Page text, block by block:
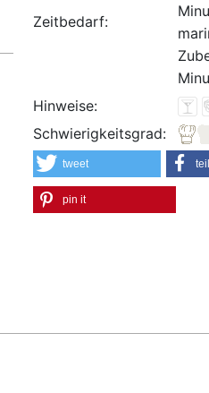
Zeitbedarf:
Hinweise:
Schwierigkeitsgrad:
tweet
pin it